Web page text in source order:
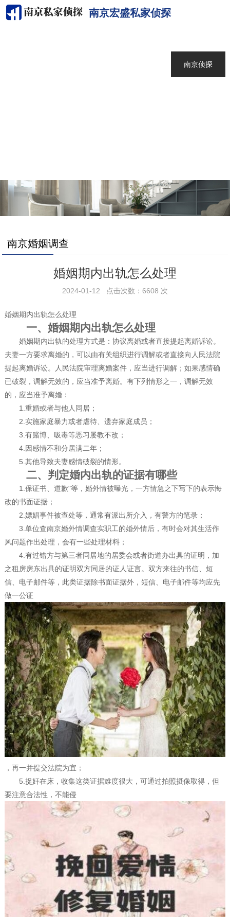
南京宏盛私家侦探
南京侦探
南京婚姻调查
婚姻期内出轨怎么处理
2024-01-12 点击次数：6608 次
婚姻期内出轨怎么处理
一、婚姻期内出轨怎么处理
婚姻期内出轨的处理方式是：协议离婚或者直接提起离婚诉讼。
夫妻一方要求离婚的，可以由有关组织进行调解或者直接向人民法院
提起离婚诉讼。人民法院审理离婚案件，应当进行调解；如果感情确
已破裂，调解无效的，应当准予离婚。有下列情形之一，调解无效
的，应当准予离婚：
1.重婚或者与他人同居；
2.实施家庭暴力或者虐待、遗弃家庭成员；
3.有赌博、吸毒等恶习屡教不改；
4.因感情不和分居满二年；
5.其他导致夫妻感情破裂的情形。
二、判定婚内出轨的证据有哪些
1.保证书、道歉"等，婚外情被曝光，一方情急之下写下的表示悔
改的书面证据；
2.嫖娼事件被查处等，通常有派出所介入，有警方的笔录；
3.单位查南京婚外情调查实职工的婚外情后，有时会对其生活作
风问题作出处理，会有一些处理材料；
4.有过错方与第三者同居地的居委会或者街道办出具的证明，加
之租房房东出具的证明双方同居的证人证言。双方来往的书信、短
信、电子邮件等，此类证据除书面证据外，短信、电子邮件等均应先
做一公证
，再一并提交法院为宜；
5.捉奸在床，收集这类证据难度很大，可通过拍照摄像取得，但
要注意合法性，不能侵